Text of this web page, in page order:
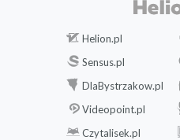
Helion.pl
Sensus.pl
DlaBystrzakow.pl
Videopoint.pl
Czytalisek.pl